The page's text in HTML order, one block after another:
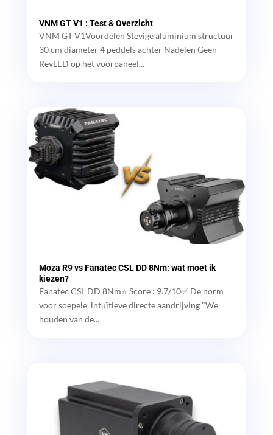
VNM GT V1 : Test & Overzicht
VNM GT V1Voordelen Stevige aluminium structuur
30 cm diameter 4 peddels achter Nadelen Geen
RevLED op het voorpaneel...
Moza R9 vs Fanatec CSL DD 8Nm: wat moet ik
kiezen?
Fanatec CSL DD 8Nm⭐ Score : 9.7/10✅ De norm
voor soepele, intuïtieve directe aandrijving "We
houden van de...